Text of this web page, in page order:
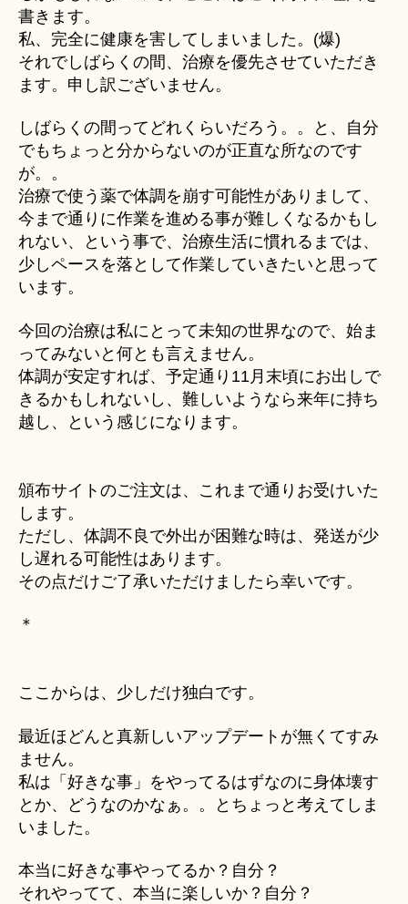
書きます。
私、完全に健康を害してしまいました。(爆)
それでしばらくの間、治療を優先させていただき
ます。申し訳ございません。
しばらくの間ってどれくらいだろう。。と、自分
でもちょっと分からないのが正直な所なのです
が。。
治療で使う薬で体調を崩す可能性がありまして、
今まで通りに作業を進める事が難しくなるかもし
れない、という事で、治療生活に慣れるまでは、
少しペースを落として作業していきたいと思って
います。
今回の治療は私にとって未知の世界なので、始ま
ってみないと何とも言えません。
体調が安定すれば、予定通り11月末頃にお出しで
きるかもしれないし、難しいようなら来年に持ち
越し、という感じになります。
頒布サイトのご注文は、これまで通りお受けいた
します。
ただし、体調不良で外出が困難な時は、発送が少
し遅れる可能性はあります。
その点だけご了承いただけましたら幸いです。
＊
ここからは、少しだけ独白です。
最近ほどんと真新しいアップデートが無くてすみ
ません。
私は「好きな事」をやってるはずなのに身体壊す
とか、どうなのかなぁ。。とちょっと考えてしま
いました。
本当に好きな事やってるか？自分？
それやってて、本当に楽しいか？自分？